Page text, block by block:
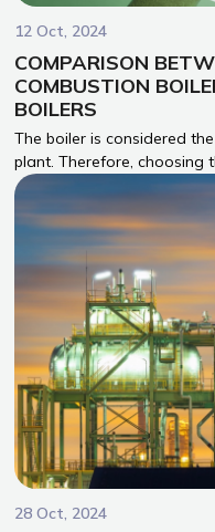
12 Oct, 2024
COMPARISON
COMBUSTION
BOILERS
The boiler is considered
plant. Therefore, choosing
a unit utilizing heat for
production stability,
efficiency.
28 Oct, 2024